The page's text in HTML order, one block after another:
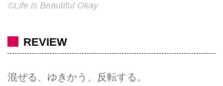
©Life is Beautiful Okay
REVIEW
混ぜる、ゆきかう、反転する。